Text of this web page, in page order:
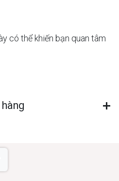
có thể khiến bạn quan tâm